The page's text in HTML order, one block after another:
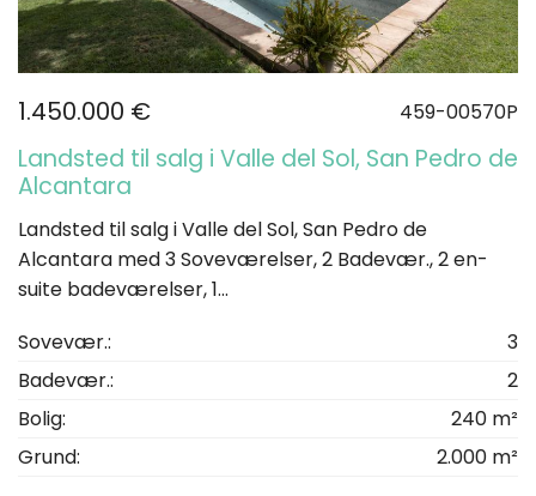
1.450.000 € 459-00570P
Landsted til salg i Valle del Sol, San Pedro de
Alcantara
Landsted til salg i Valle del Sol, San Pedro de
Alcantara med 3 Soveværelser, 2 Badevær., 2 en-
suite badeværelser, 1...
Sovevær.:
3
Badevær.:
2
Bolig:
240 m²
Grund:
2.000 m²